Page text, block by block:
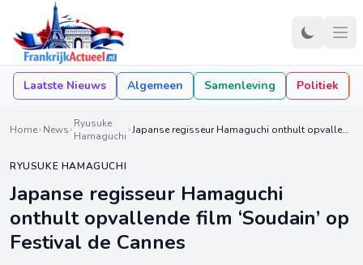
Laatste Nieuws Algemeen Samenleving Politiek
Home News Ryusuke
Hamaguchi
Japanse regisseur Hamaguchi onthult opvallende film ‘Soudain’ op Festival de Cannes
RYUSUKE HAMAGUCHI
Japanse regisseur Hamaguchi
onthult opvallende film ‘Soudain’ op
Festival de Cannes